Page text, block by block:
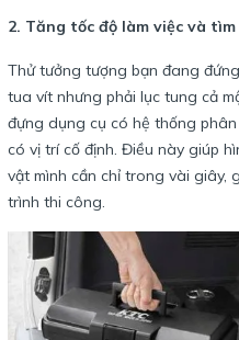
2. Tăng tốc độ làm việc và tìm
Thử tưởng tượng bạn đang
tua vít nhưng phải lục tung cả
đựng dụng cụ có hệ thống
có vị trí cố định. Điều này giúp
vật mình cần chỉ trong vài giây,
trình thi công.